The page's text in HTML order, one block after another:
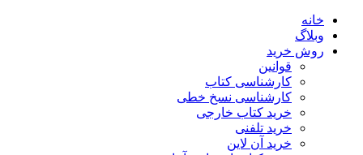
خانه
وبلاگ
روش خرید
قوانین
کارشناسی کتاب
کارشناسی نسخ خطی
خرید کتاب خارجی
خرید تلفنی
خرید آن لاین